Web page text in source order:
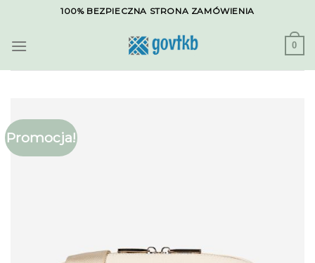
content
100% BEZPIECZNA STRONA ZAMÓWIENIA
0
Promocja!